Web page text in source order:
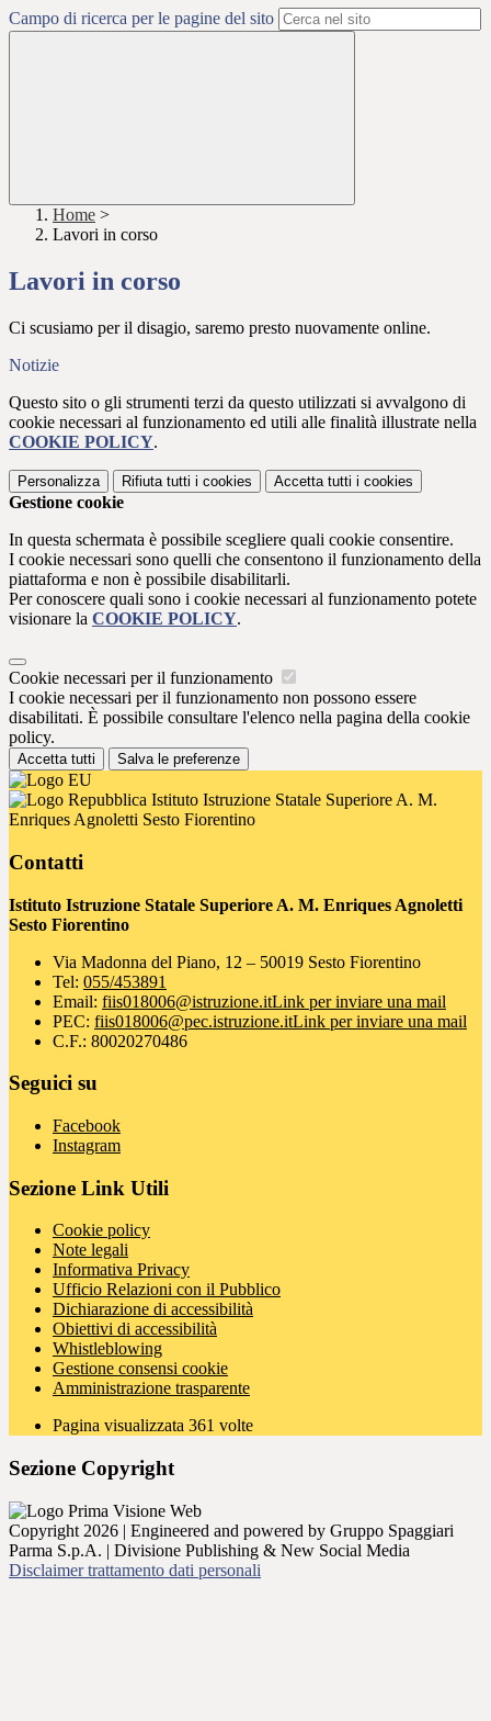
Campo di ricerca per le pagine del sito
Home >
Lavori in corso
Lavori in corso
Ci scusiamo per il disagio, saremo presto nuovamente online.
Notizie
Questo sito o gli strumenti terzi da questo utilizzati si avvalgono di
cookie necessari al funzionamento ed utili alle finalità illustrate nella
COOKIE POLICY.
Personalizza Rifiuta tutti i cookies Accetta tutti i cookies
Gestione cookie
In questa schermata è possibile scegliere quali cookie consentire.
I cookie necessari sono quelli che consentono il funzionamento della
piattaforma e non è possibile disabilitarli.
Per conoscere quali sono i cookie necessari al funzionamento potete
visionare la COOKIE POLICY.
Cookie necessari per il funzionamento
I cookie necessari per il funzionamento non possono essere
disabilitati. È possibile consultare l'elenco nella pagina della cookie
policy.
Accetta tutti Salva le preferenze
Istituto Istruzione Statale Superiore A. M.
Enriques Agnoletti Sesto Fiorentino
Contatti
Istituto Istruzione Statale Superiore A. M. Enriques Agnoletti
Sesto Fiorentino
Via Madonna del Piano, 12 – 50019 Sesto Fiorentino
Tel: 055/453891
Email: fiis018006@istruzione.itLink per inviare una mail
PEC: fiis018006@pec.istruzione.itLink per inviare una mail
C.F.: 80020270486
Seguici su
Facebook
Instagram
Sezione Link Utili
Cookie policy
Note legali
Informativa Privacy
Ufficio Relazioni con il Pubblico
Dichiarazione di accessibilità
Obiettivi di accessibilità
Whistleblowing
Gestione consensi cookie
Amministrazione trasparente
Pagina visualizzata 361 volte
Sezione Copyright
Copyright 2026 | Engineered and powered by Gruppo Spaggiari
Parma S.p.A. | Divisione Publishing & New Social Media
Disclaimer trattamento dati personali